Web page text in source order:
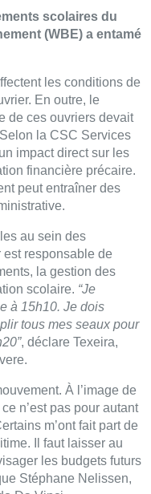
au sein des
responsable de
la gestion des
scolaire.
“Je
à 15h10. Je dois
tous mes seaux pour
, déclare Texeira,
À l’image de
n’est pas pour autant
m’ont fait part de
Il faut laisser au
les budgets futurs
Stéphane Nelissen,
Da Vinci.
sensibiliser le
et des enseignants.
un rassemblement
Caroline Désir.
avant cette date.
Fontaine – B.